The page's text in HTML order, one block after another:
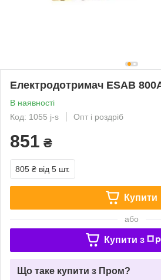
Електродотримач ESAB
В наявності
Код: 1055 j-s
Опт і роздріб
851 ₴
805 ₴ від 5 шт.
Купити
або
Купити з
Що таке купити з Пром?